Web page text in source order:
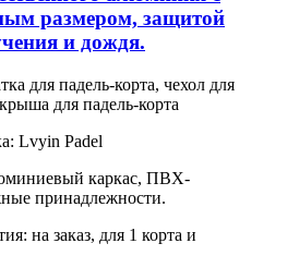
размером, защитой
и дождя.
для падель-корта, чехол для
для падель-корта
Lvyin Padel
каркас, ПВХ-
принадлежности.
на заказ, для 1 корта и